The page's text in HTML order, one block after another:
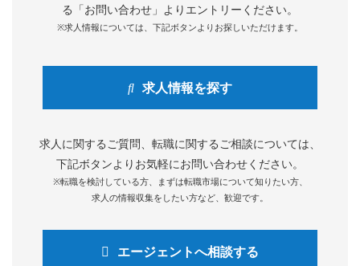
る「お問い合わせ」よりエントリーください。
※求人情報については、下記ボタンよりお探しいただけます。
求人情報を探す
求人に関するご質問、転職に関するご相談については、
下記ボタンよりお気軽にお問い合わせください。
※転職を検討している方、まずは転職市場について知りたい方、
求人の情報収集をしたい方など、歓迎です。
エージェントへ相談する